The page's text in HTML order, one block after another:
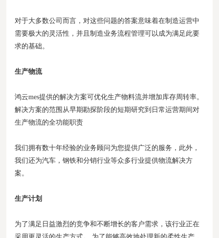
对于大多数公司而言，对这些问题的答案意味着在制造运营中
需要极大的灵活性，并且制造业务流程管理可以成为满足此要
求的基础。
生产物流
鸿云mes提供的解决方案可优化生产物料流并增加库存周转率。
解决方案的范围从早期勘探阶段的短期研究到日常运营期间对
生产物流的全功能职责
我们拥有数十年经验的业务顾问为您提供广泛的服务，此外，
我们还为汽车，钢铁和分销行业等众多行业提供物流解决方
案。
生产计划
为了满足日益激烈的竞争和不断增长的客户需求，该行业正在